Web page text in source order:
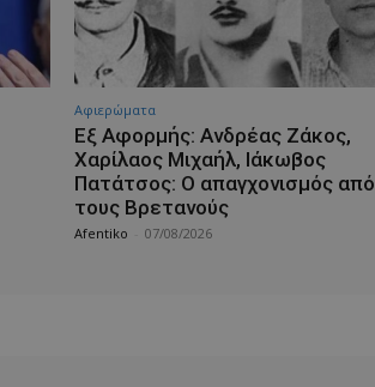
Aφιερώματα
Εξ Αφορμής: Ανδρέας Ζάκος,
Χαρίλαος Μιχαήλ, Ιάκωβος
Πατάτσος: Ο απαγχονισμός από
τους Βρετανούς
Afentiko 07/08/2026